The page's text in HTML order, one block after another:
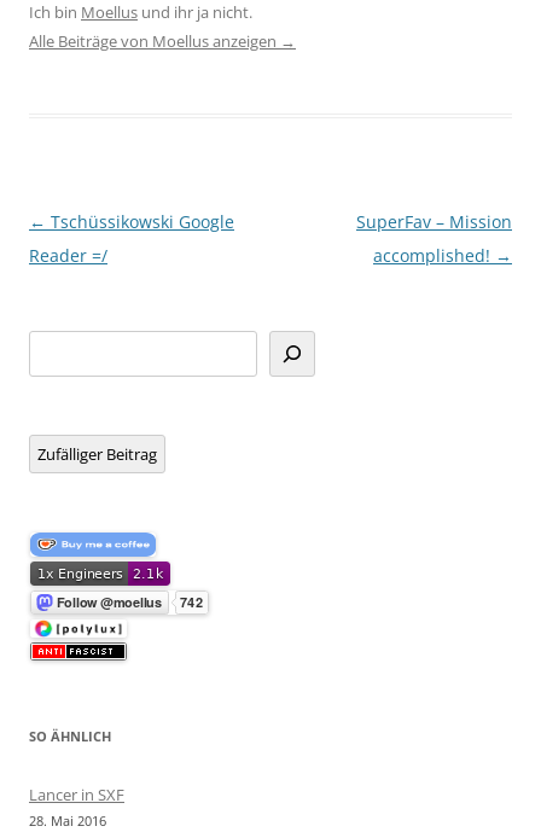
Ich bin Moellus und ihr ja nicht.
Alle Beiträge von Moellus anzeigen →
Beitragsnavigation
← Tschüssikowski Google
Reader =/
SuperFav – Mission
accomplished! →
Zufälliger Beitrag
SO ÄHNLICH
Lancer in SXF
28. Mai 2016